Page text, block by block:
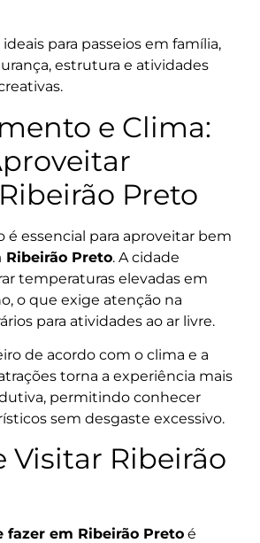
ideais para passeios em família,
estrutura e atividades
e Clima:
Preto
é essencial para aproveitar bem
Ribeirão Preto. A cidade
temperaturas elevadas em
o que exige atenção na
para atividades ao ar livre.
de acordo com o clima e a
torna a experiência mais
permitindo conhecer
sem desgaste excessivo.
Visitar Ribeirão
fazer em Ribeirão Preto é